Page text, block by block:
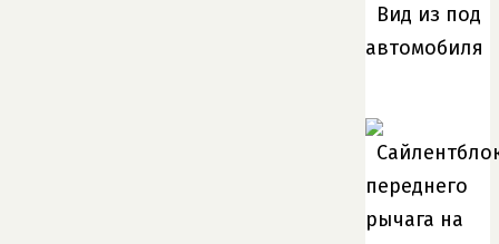
Вид из под
автомобиля